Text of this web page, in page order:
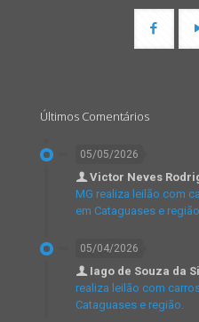
Últimos Comentários
05/05/2026
Victor Neves
MG realiza leilão com
em Cataguases e
05/04/2026
Iago de Souza da
realiza leilão com
Cataguases e região.